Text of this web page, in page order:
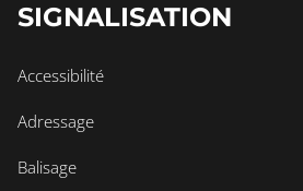
SIGNALISATION
Accessibilité
Adressage
Balisage